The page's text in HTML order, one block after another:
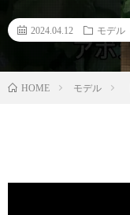
2024.04.12 モデル
HOME モデル